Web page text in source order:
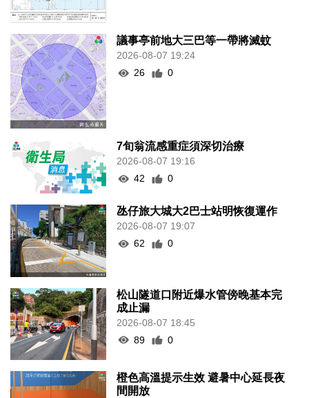
議事亭前地大三巴等一帶將滅蚊
2026-08-07 19:24
26
0
7旬翁流感重症須深切治療
2026-08-07 19:16
42
0
氹仔旅大城大2巴士站明恢復運作
2026-08-07 19:07
62
0
松山隧道口附近爆水管傍晚基本完
成止漏
2026-08-07 18:45
89
0
橙色高溫提示生效 避暑中心延長夜
間開放